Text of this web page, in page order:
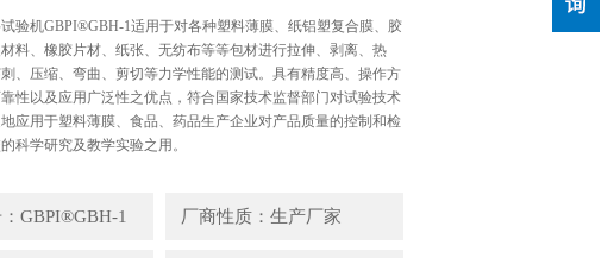
验机GBPI®GBH-1适用于对各种塑料薄膜、纸铝塑复合膜、胶
料、橡胶片材、纸张、无纺布等等包材进行拉伸、剥离、热
、压缩、弯曲、剪切等力学性能的测试。具有精度高、操作方
性以及应用广泛性之优点，符合国家技术监督部门对试验技术
应用于塑料薄膜、食品、药品生产企业对产品质量的控制和检
科学研究及教学实验之用。
GBPI®GBH-1 厂商性质：生产厂家